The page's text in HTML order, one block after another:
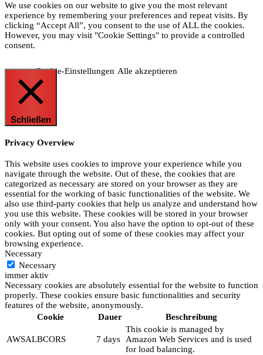
We use cookies on our website to give you the most relevant
experience by remembering your preferences and repeat visits. By
clicking “Accept All”, you consent to the use of ALL the cookies.
However, you may visit "Cookie Settings" to provide a controlled
consent.
Cookie-Einstellungen Alle akzeptieren
Schließen
Privacy Overview
This website uses cookies to improve your experience while you
navigate through the website. Out of these, the cookies that are
categorized as necessary are stored on your browser as they are
essential for the working of basic functionalities of the website. We
also use third-party cookies that help us analyze and understand how
you use this website. These cookies will be stored in your browser
only with your consent. You also have the option to opt-out of these
cookies. But opting out of some of these cookies may affect your
browsing experience.
Necessary
Necessary
immer aktiv
Necessary cookies are absolutely essential for the website to function
properly. These cookies ensure basic functionalities and security
features of the website, anonymously.
Cookie
Dauer Beschreibung
AWSALBCORS 7 days
This cookie is managed by
Amazon Web Services and is used
for load balancing.